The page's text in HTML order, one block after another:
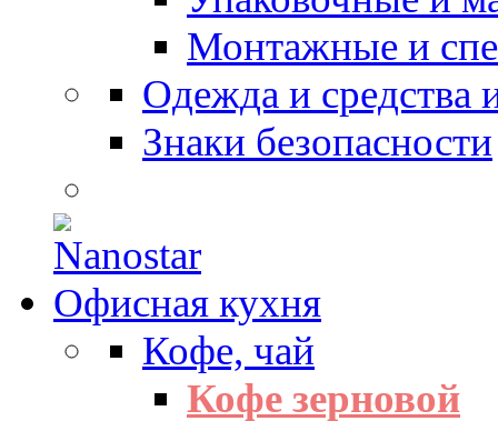
Монтажные и
Одежда и средства
Знаки безопасности
Офисная кухня
Кофе, чай
Кофе зерновой